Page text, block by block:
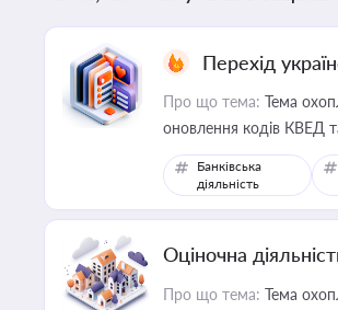
Перехід
Про що тема: Тема
оновлення кодів КВЕД
Банківська
діяльність
Оціночна
Про що тема: Тема